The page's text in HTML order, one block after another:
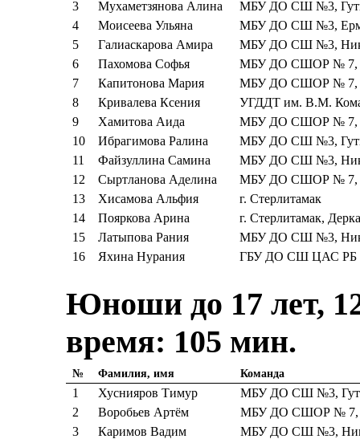
3 Мухаметзянова Алина
МБУ ДО СШ №3,
4
Моисеева Ульяна
МБУ ДО СШ №3,
5
Галиаскарова Амира
МБУ ДО СШ №3,
6
Пахомова Софья
МБУ ДО СШОР № 7,
7
Капитонова Мария
МБУ ДО СШОР № 7,
8
Кривалева Ксения
УГДДТ им. В.М.
9
Хамитова Аида
МБУ ДО СШОР № 7,
10
Ибрагимова Ралина
МБУ ДО СШ №3,
11
Файзуллина Самина
МБУ ДО СШ №3,
12
Сыртланова Аделина
МБУ ДО СШОР № 7,
13
Хисамова Альфия
г. Стерлитамак
14
Пояркова Арина
г. Стерлитамак,
15
Латыпова Рания
МБУ ДО СШ №3,
16
Яхина Нурания ГБУ ДО СШ ЦАС РБ
Юноши до 17 лет,
время: 105 мин.
№ Фамилия, имя Команда
1 Хуснияров Тимур
МБУ ДО СШ №3,
2
Воробьев Артём
МБУ ДО СШОР № 7,
3
Каримов Вадим
МБУ ДО СШ №3,